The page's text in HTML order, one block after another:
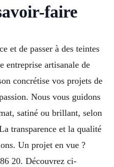
faire
et de passer à des teintes
entreprise artisanale de
concrétise vos projets de
Nous vous guidons
satiné ou brillant, selon
transparence et la qualité
Un projet en vue ?
20. Découvrez ci-